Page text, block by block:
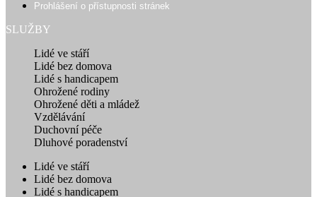
Prohlášení o přístupnosti stránek
SLUŽBY
Lidé ve stáří
Lidé bez domova
Lidé s handicapem
Ohrožené rodiny
Ohrožené děti a mládež
Vzdělávání
Duchovní péče
Dluhové poradenství
Lidé ve stáří
Lidé bez domova
Lidé s handicapem